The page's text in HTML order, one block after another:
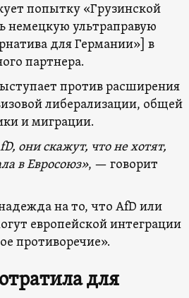
попытку «Грузинской
немецкую ультраправую
для Германии»] в
партнера.
против расширения
либерализации, общей
и миграции.
они скажут, что не хотят,
в Евросоюз», — говорит
на то, что AfD или
европейской интеграции
противоречие».
для